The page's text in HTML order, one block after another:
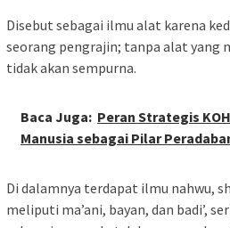
Disebut sebagai ilmu alat karena
seorang pengrajin; tanpa alat yang
tidak akan sempurna.
Baca Juga: Peran Strategis
Manusia sebagai Pilar
Di dalamnya terdapat ilmu nahwu,
meliputi ma’ani, bayan, dan badi’,